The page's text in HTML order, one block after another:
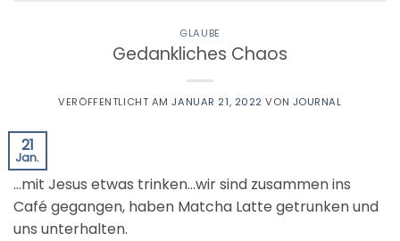
GLAUBE
Gedankliches Chaos
VERÖFFENTLICHT AMJANUAR 21, 2022 VON JOURNAL
21
Jan.
…mit Jesus etwas trinken…wir sind zusammen ins
Café gegangen, haben Matcha Latte getrunken und
uns unterhalten.